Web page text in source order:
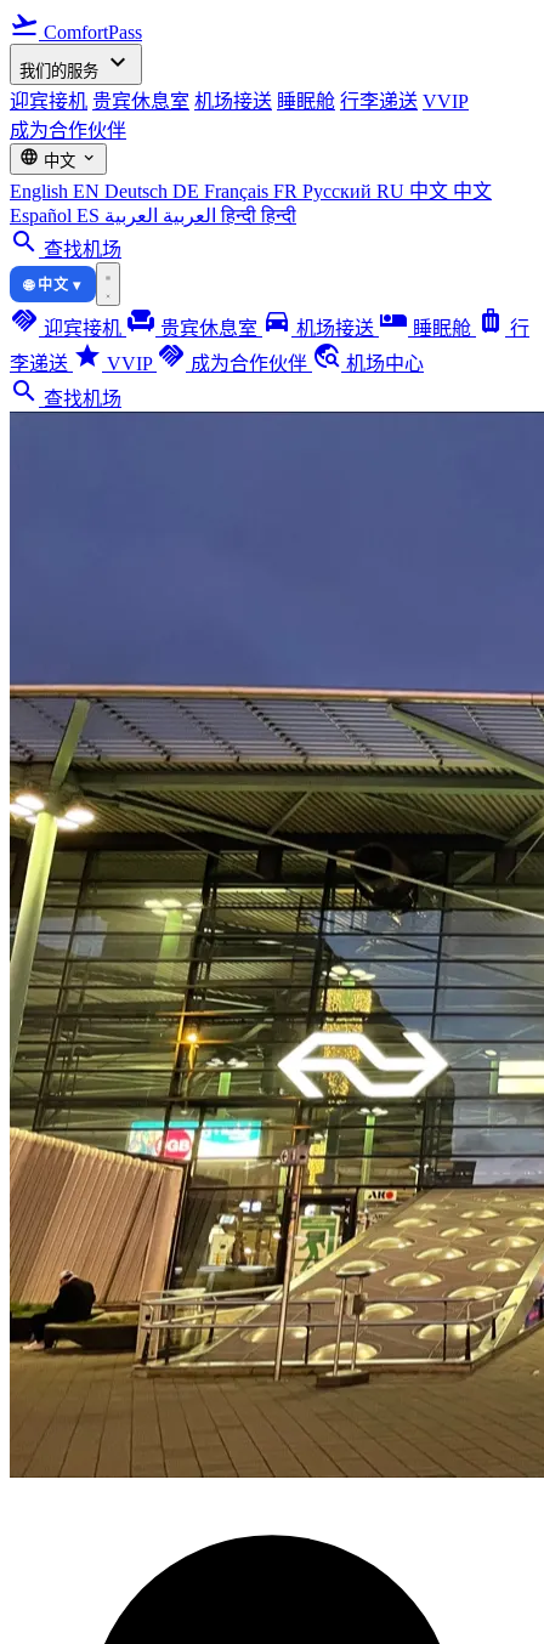
flight_takeoff ComfortPass
我们的服务 expand_more
迎宾接机 贵宾休息室 机场接送 睡眠舱 行李递送 VVIP
成为合作伙伴
language 中文 expand_more
English EN Deutsch DE Français FR Русский RU 中文 中文
Español ES العربية العربية हिन्दीहिन्दी
search 查找机场
🌐 中文 ▾
handshake 迎宾接机 chair 贵宾休息室 directions_car 机场接送 airline_seat_individual_suite 睡眠舱 luggage 行
李递送 star VVIP handshake 成为合作伙伴 travel_explore 机场中心
search 查找机场